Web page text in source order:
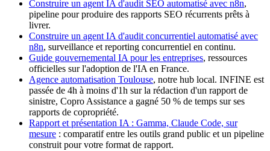
Construire un agent IA d'audit SEO automatisé avec n8n,
pipeline pour produire des rapports SEO récurrents prêts à
livrer.
Construire un agent IA d'audit concurrentiel automatisé avec
n8n, surveillance et reporting concurrentiel en continu.
Guide gouvernemental IA pour les entreprises, ressources
officielles sur l'adoption de l'IA en France.
Agence automatisation Toulouse, notre hub local. INFINE est
passée de 4h à moins d'1h sur la rédaction d'un rapport de
sinistre, Copro Assistance a gagné 50 % de temps sur ses
rapports de copropriété.
Rapport et présentation IA : Gamma, Claude Code, sur
mesure : comparatif entre les outils grand public et un pipeline
construit pour votre format de rapport.